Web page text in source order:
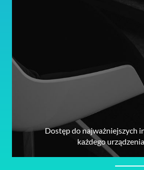
Dostęp do najważniejszych
każdego